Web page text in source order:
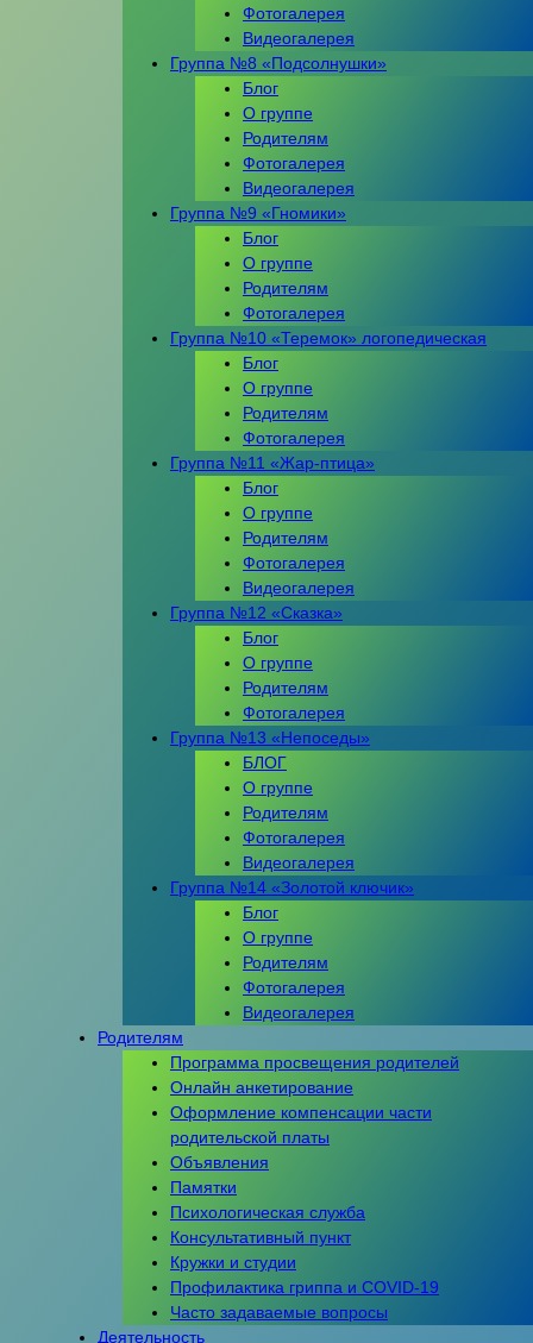
Фотогалерея
Видеогалерея
Группа №8 «Подсолнушки»
Блог
О группе
Родителям
Фотогалерея
Видеогалерея
Группа №9 «Гномики»
Блог
О группе
Родителям
Фотогалерея
Группа №10 «Теремок» логопедическая
Блог
О группе
Родителям
Фотогалерея
Группа №11 «Жар-птица»
Блог
О группе
Родителям
Фотогалерея
Видеогалерея
Группа №12 «Сказка»
Блог
О группе
Родителям
Фотогалерея
Группа №13 «Непоседы»
БЛОГ
О группе
Родителям
Фотогалерея
Видеогалерея
Группа №14 «Золотой ключик»
Блог
О группе
Родителям
Фотогалерея
Видеогалерея
Родителям
Программа просвещения родителей
Онлайн анкетирование
Оформление компенсации части
родительской платы
Объявления
Памятки
Психологическая служба
Консультативный пункт
Кружки и студии
Профилактика гриппа и COVID-19
Часто задаваемые вопросы
Деятельность